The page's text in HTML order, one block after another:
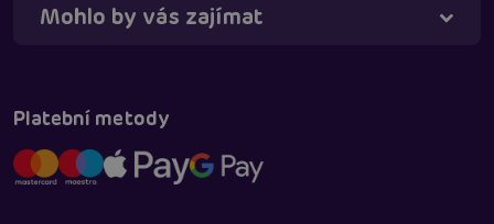
Mohlo by vás zajímat
Platební metody